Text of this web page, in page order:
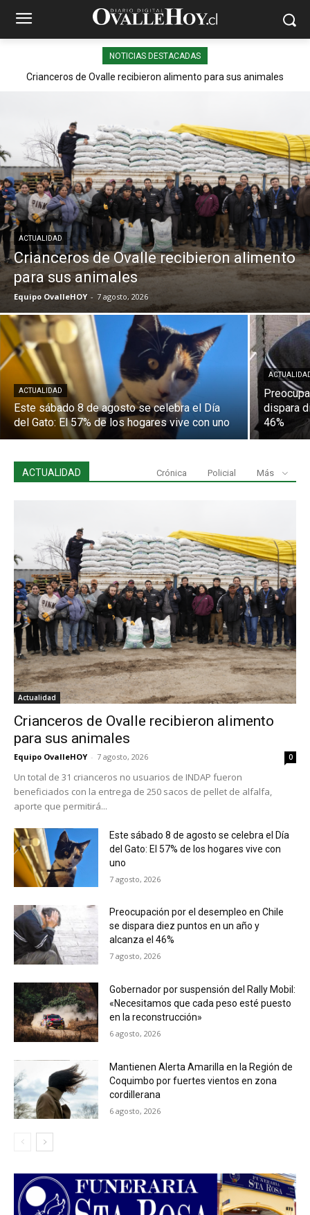
NOTICIAS DESTACADAS
Crianceros de Ovalle recibieron alimento para sus animales
ACTUALIDAD
Crianceros de Ovalle recibieron alimento
para sus animales
Equipo OvalleHOY - 7 agosto, 2026
ACTUALIDAD
Este sábado 8 de agosto se celebra el Día
del Gato: El 57% de los hogares vive con uno
dispara
46%
ACTUALIDAD Crónica Policial Más
Actualidad
Crianceros de Ovalle recibieron alimento
para sus animales
Equipo OvalleHOY - 7 agosto, 2026 0
Un total de 31 crianceros no usuarios de INDAP fueron
beneficiados con la entrega de 250 sacos de pellet de alfalfa,
aporte que permitirá...
Este sábado 8 de agosto se celebra el Día
del Gato: El 57% de los hogares vive con
uno
7 agosto, 2026
Preocupación por el desempleo en Chile
se dispara diez puntos en un año y
alcanza el 46%
7 agosto, 2026
Gobernador por suspensión del Rally Mobil:
«Necesitamos que cada peso esté puesto
en la reconstrucción»
6 agosto, 2026
Mantienen Alerta Amarilla en la Región de
Coquimbo por fuertes vientos en zona
cordillerana
6 agosto, 2026